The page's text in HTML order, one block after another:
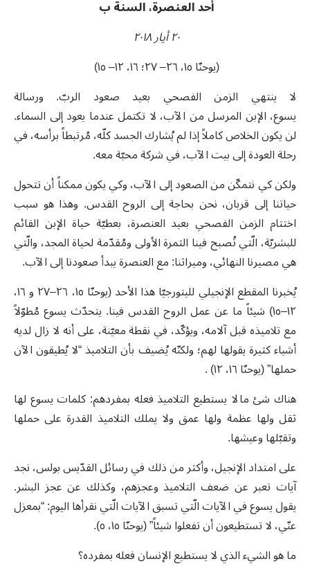
أحد العنصرة، السنة ب
٢٠ أيار ٢٠١٨
(يوحنّا ١٥، ٢٦– ٢٧؛ ١٦، ١٢– ١٥
)
لا ينتهي الزمن الفصحي بعيد صعود الربّ. ورسالة
يسوع، الإبن المرسل من الآب، لا تكتمل عندما يعود إلى السماء.
لن يكون الخلاص كاملاً إذا لم يُشارك الجسد كلّه، مُرتبطاً برأسه، في
رحلة العودة إلى بيت الآب، في شركة محبّة معه.
ولكن كي نتمكّن من الصعود إلى الآب، وكي يكون ممكناً أن تتحول
حياتنا إلى قربان، نحن بحاجة إلى الروح القدس. وهذا هو سبب
اختتام الزمن الفصحي بعيد العنصرة، بعطيّة حياة الإبن القائم
للبشريّة، الّتي تُصبح فينا الثمرة الأولى ومُقدّمة لحياة المجد، والّتي
هي مصيرنا النهائي، وميراثنا: مع العنصرة يبدأ صعودنا إلى الآب.
يُخبرنا المقطع الإنجيلي لليتورجيّا هذا الأحد (يوحنّا ١٥، ٢٦–٢٧ و ١٦،
١٢–١٥) شيئاً ما عن عمل الروح القدس فينا. يتحدّث يسوع مُطوّلاً
مع تلاميذه قبل آلامه، ويؤكّد، في نقطة معيّنة، على أنه لا زال لديه
أشياء كثيرة يقولها لهم؛ ولكنّه يُضيف بأن التلاميذ “لا يُطيقون الآن
حملها” (يوحنّا ١٦، ١٢
) .
هناك شئ ما لا يستطيع التلاميذ فعله بمفردهم: كلمات يسوع لها
ثقل ولها عظمة ولها عمق ولا يملك التلاميذ القدرة على حملها
وتقبّلها وعيشها.
على امتداد الإنجيل، وأكثر من ذلك في رسائل القدّيس بولس، نجد
آيات تعبر عن ضعف التلاميذ وعجزهم، وكذلك عن عجز البشر.
يقول يسوع في الآيات الّتي تسبق الآيات الّتي نقرأها اليوم: “بمعزل
عنّي، لا تستطيعون أن تفعلوا شيئاً” (يوحنّا ١٥، ٥).
ما هو الشيء الذي لا يستطيع الإنسان فعله بمفرده؟